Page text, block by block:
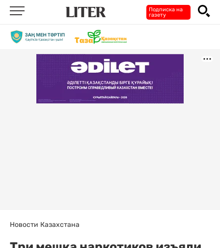
Подписка на
газету
Новости Казахстана